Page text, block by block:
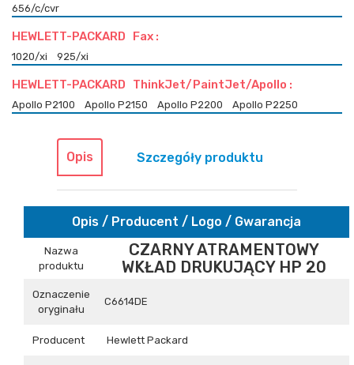
656/c/cvr
HEWLETT-PACKARD Fax :
1020/xi 925/xi
HEWLETT-PACKARD ThinkJet/PaintJet/Apollo :
Apollo P2100 Apollo P2150 Apollo P2200 Apollo P2250
Opis Szczegóły produktu
Opis / Producent / Logo / Gwarancja
Nazwa
produktu
CZARNY ATRAMENTOWY
WKŁAD DRUKUJĄCY HP 20
Oznaczenie
oryginału
C6614DE
Producent Hewlett Packard